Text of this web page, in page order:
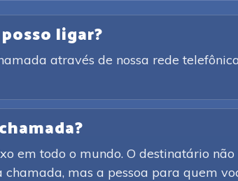
ligar?
através de nossa rede
em todo o mundo. O destinatário
mas a pessoa para quem